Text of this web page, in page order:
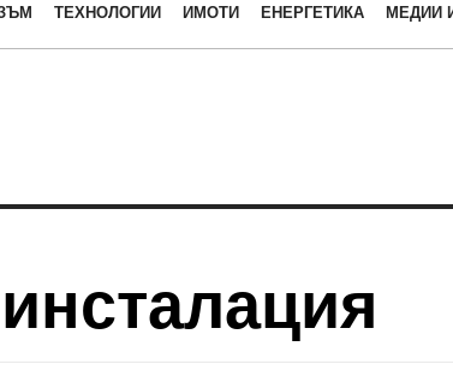
ТЕХНОЛОГИИ ИМОТИ ЕНЕРГЕТИКА МЕДИИ